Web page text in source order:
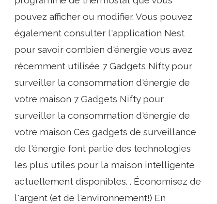
pouvez afficher ou modifier. Vous pouvez
également consulter l'application Nest
pour savoir combien d'énergie vous avez
récemment utilisée 7 Gadgets Nifty pour
surveiller la consommation d'énergie de
votre maison 7 Gadgets Nifty pour
surveiller la consommation d'énergie de
votre maison Ces gadgets de surveillance
de l'énergie font partie des technologies
les plus utiles pour la maison intelligente
actuellement disponibles. . Économisez de
l'argent (et de l'environnement!) En